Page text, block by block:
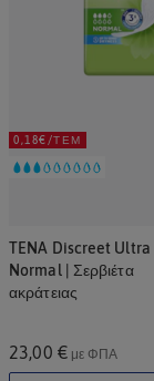
0,18€/ΤΕΜ
TENA Discreet Ultra
Normal | Σερβιέτα
ακράτειας
23,00 € με ΦΠΑ